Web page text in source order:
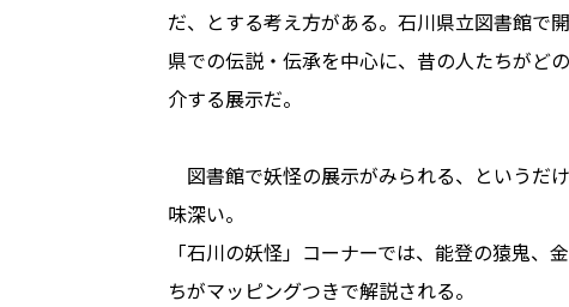
だ、とする考え方がある。石川県立図書館で
県での伝説・伝承を中心に、昔の人たちがど
介する展示だ。
図書館で妖怪の展示がみられる、というだ
味深い。
「石川の妖怪」コーナーでは、能登の猿鬼
ちがマッピングつきで解説される。